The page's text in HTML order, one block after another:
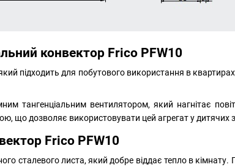
конвектор Frico PFW10
підходить для побутового використання в
тангенціальним вентилятором, який нагнітає
що дозволяє використовувати цей агрегат у
Frico PFW10
сталевого листа, який добре віддає тепло в